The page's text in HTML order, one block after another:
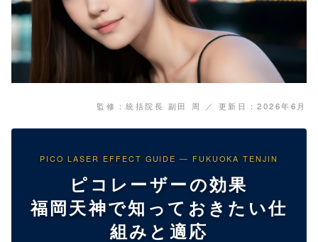
監修：統括院長 副田 周 ／ 更新日：2026年6月
PICO LASER EFFECT GUIDE — FUKUOKA TENJIN
ピコレーザーの効果
福岡天神で知っておきたい仕
組みと適応